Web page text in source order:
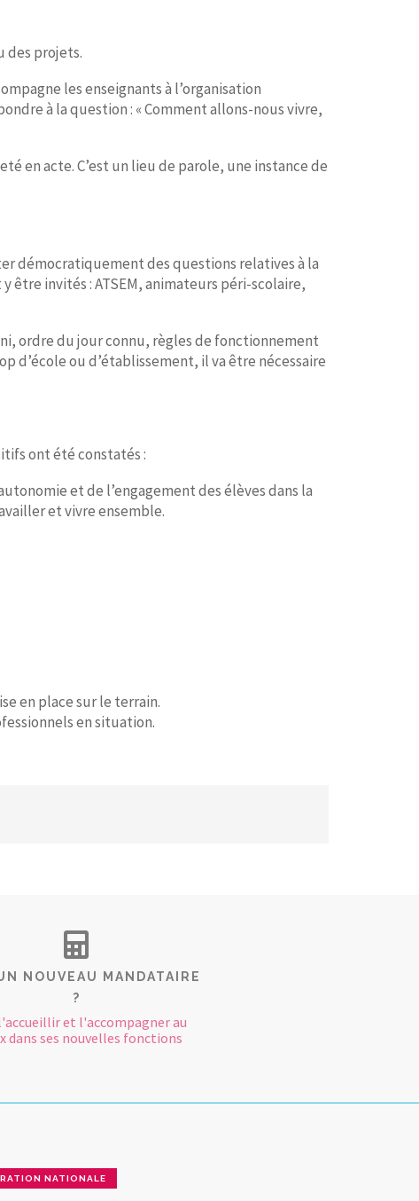
des projets.
les enseignants à l’organisation
à la question : « Comment allons-nous vivre,
en acte. C’est un lieu de parole, une instance de
démocratiquement des questions relatives à la
être invités : ATSEM, animateurs péri-scolaire,
ordre du jour connu, règles de fonctionnement
d’école ou d’établissement, il va être nécessaire
ont été constatés :
et de l’engagement des élèves dans la
et vivre ensemble.
en place sur le terrain.
en situation.
NOUVEAU MANDATAIRE
?
et l'accompagner au
dans ses nouvelles fonctions
NATIONALE